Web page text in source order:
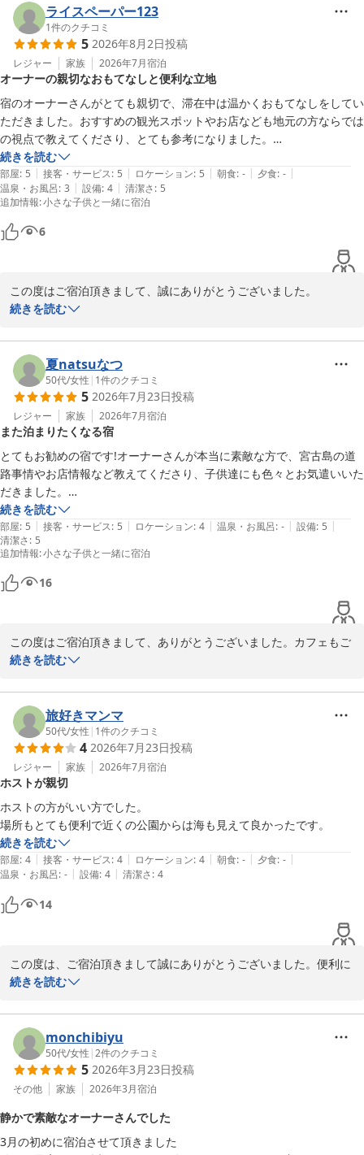
私のわかる範囲での色々な場所、おすすめ、実際に行き
良かったとおっしゃって下さり、ウミガメも見れて良い思い出にな
ったとのこと
本当に良かったです。
本館は、45名様のご家族様のご利用には最適な間取りかと思いま
す。
宿では、ゆっくり滞在して、海でのんびりと遊ぶ
最高の夏休みになったのではないでしょうか。
ご宿泊頂きまして、また素敵なお言葉いただきありがとうございま
した。
また、是非に心よりお待ちしております。
宮古島Ｇｕｅｓｔ Ｈｏｕｓｅ ＰＡＲＫ ＳＩＤＥ ＜宮古島＞
ライスペーパー123
1件のクチコミ
5 2026年8月2日投稿
レジャー 家族 2026年7月宿泊
オーナーの親切なおもてなしと便利な立地
宿のオーナーさんがとても親切で、滞在中は温かくおもてなしをしてい
ただきました。おすすめの観光スポットやお店なども地元の方ならでは
の視点で教えてくださり、とても参考になりました。
立地も良く、どこへ行くにも便利で観光の拠点として快適でした。
普段はホテルを利用することが多いのですが、ゲストハウスならではの
プライベート感やアットホームな雰囲気がとても良く、ゆっくり過ごす
ことができました。また機会があればぜひ利用させていただきたいで
続きを読む
部屋: 5 | 接客・サービス: 5 | ロケーション: 5 | 朝食: - | 夕食: - |
温泉・お風呂: 3 | 設備: 4 | 清潔さ: 5
追加情報:小さな子供と一緒に宿泊
6
この度はご宿泊頂きまして、誠にありがとうございました。
ホテルとは違う、良さを感じていただき、またここの環境の良さ、
際ここの環境が大好きなので、住んで、宿とカフェを経営出来てお
ります。
敷地内は空間、室内ともに便利で快適な場所
かわいらしさや、植物の緑のさわやかさもあり、安心して滞在でき
る環境を維持管理しております。これからも快適さと便利さを追求
して、頑張っていきたいです。
貴重なお言葉、ありがとうございました。また是非お待ちしており
ます。
ありがとうございました。
宮古島Ｇｕｅｓｔ Ｈｏｕｓｅ ＰＡＲＫ ＳＩＤＥ ＜宮古島＞
2026-08-02
続きを読む
夏natsuなつ
50代/女性 | 1件のクチコミ
5 2026年7月23日投稿
レジャー 家族 2026年7月宿泊
また泊まりたくなる宿
とてもお勧めの宿です!オーナーさんが本当に素敵な方で、宮古島の道
路事情やお店情報など教えてくださり、子供達にも色々とお気遣いいた
だきました。
併設されているカフェてランチとモーニングもいただきましたがオシャ
レ＆美味しい。
お部屋の設備も揃ってのおり、洗濯機や洗剤も使用させてもらえるので
荷物を最小限に抑える事ができました。
また泊まりたいと思える素敵な宿です。
続きを読む
部屋: 5 | 接客・サービス: 5 | ロケーション: 4 | 温泉・お風呂: - | 設備: 5 |
清潔さ: 5
追加情報:小さな子供と一緒に宿泊
16
この度はご宿泊頂きまして、ありがとうございました。カフェもご
利用頂きまして嬉しかったです。可愛いお子様たち、素直でかわい
夫しております。便利に快適に、は、女性目線で
考えておりますので、女性のお客様からのお言葉は嬉しく思いま
す。またきっと是非、遊びにいらしてくださいませ。心よりお待ち
しております。ありがとうございました。
宮古島Ｇｕｅｓｔ Ｈｏｕｓｅ ＰＡＲＫ ＳＩＤＥ ＜宮古島＞
2026-08-02
続きを読む
旅好きマンマ
50代/女性 | 1件のクチコミ
4 2026年7月23日投稿
レジャー 家族 2026年7月宿泊
ホストが親切
ホストの方がいい方でした。
場所もとても便利で近くの公園からは海も見えて良かったです。
続きを読む
部屋: 4 | 接客・サービス: 4 | ロケーション: 4 | 朝食: - | 夕食: - |
温泉・お風呂: - | 設備: 4 | 清潔さ: 4
14
この度は、ご宿泊頂きまして誠にありがとうございました。便利に
楽しめたようで
かったらまた是非ご利用くださいませ。ありがとうございました。
宮古島Ｇｕｅｓｔ Ｈｏｕｓｅ ＰＡＲＫ ＳＩＤＥ ＜宮古島＞
2026-08-02
続きを読む
monchibiyu
50代/女性 |2件のクチコミ
5 2026年3月23日投稿
その他 家族 2026年3月宿泊
静かで素敵なオーナーさんでした
3月の初めに宿泊させて頂きました